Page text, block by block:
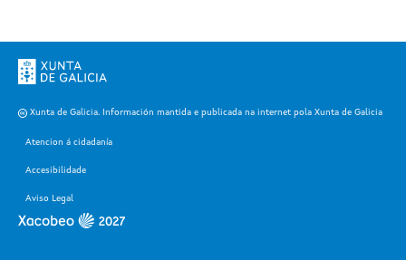
Xunta de Galicia. Información mantida e publicada na internet pola Xunta de Galicia
Atencion á cidadanía
Accesibilidade
Aviso Legal